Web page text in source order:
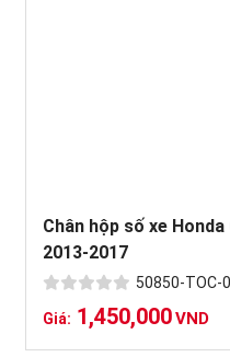
Chân hộp số xe Honda
2013-2017
50850-TOC-
Giá: 1,450,000VND